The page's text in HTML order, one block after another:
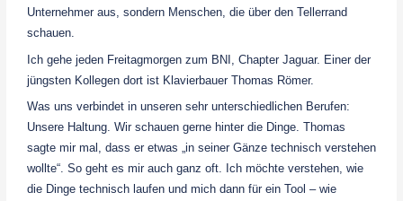
Unternehmer aus, sondern Menschen, die über den Tellerrand
schauen.
Ich gehe jeden Freitagmorgen zum BNI, Chapter Jaguar. Einer der
jüngsten Kollegen dort ist Klavierbauer Thomas Römer.
Was uns verbindet in unseren sehr unterschiedlichen Berufen:
Unsere Haltung. Wir schauen gerne hinter die Dinge. Thomas
sagte mir mal, dass er etwas „in seiner Gänze technisch verstehen
wollte“. So geht es mir auch ganz oft. Ich möchte verstehen, wie
die Dinge technisch laufen und mich dann für ein Tool – wie